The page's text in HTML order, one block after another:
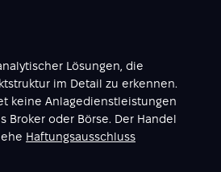
Lösungen, die
im Detail zu erkennen.
keine Anlagedienstleistungen
Broker oder Börse. Der Handel
Haftungsausschluss